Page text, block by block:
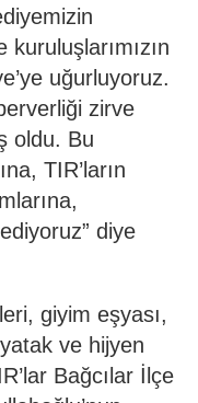
uğurluyoruz.
zirve
oldu. Bu
TIR’ların
diye
giyim eşyası,
ve hijyen
Bağcılar İlçe